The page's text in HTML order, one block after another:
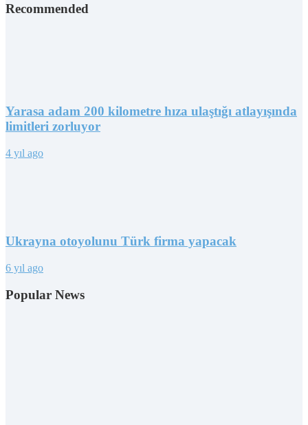
Recommended
Yarasa adam 200 kilometre hıza ulaştığı atlayışında
limitleri zorluyor
4 yıl ago
Ukrayna otoyolunu Türk firma yapacak
6 yıl ago
Popular News